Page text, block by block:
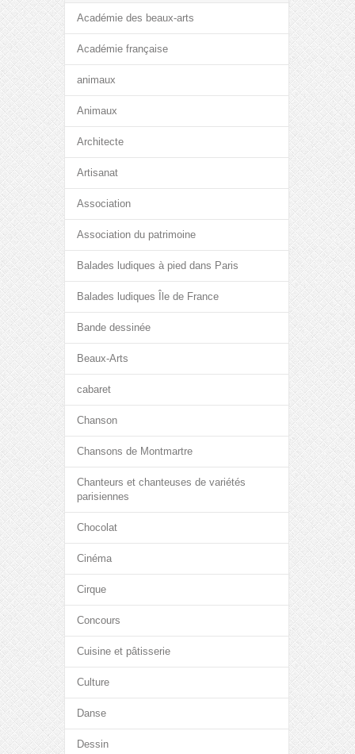
Académie des beaux-arts
Académie française
animaux
Animaux
Architecte
Artisanat
Association
Association du patrimoine
Balades ludiques à pied dans Paris
Balades ludiques Île de France
Bande dessinée
Beaux-Arts
cabaret
Chanson
Chansons de Montmartre
Chanteurs et chanteuses de variétés
parisiennes
Chocolat
Cinéma
Cirque
Concours
Cuisine et pâtisserie
Culture
Danse
Dessin